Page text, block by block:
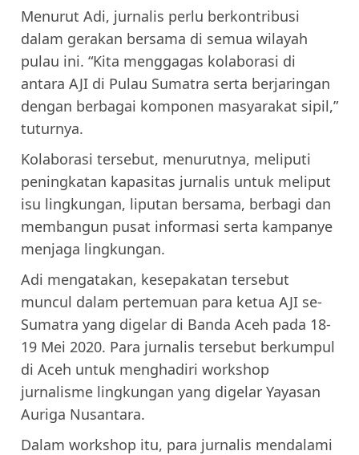
Menurut Adi, jurnalis perlu berkontribusi
dalam gerakan bersama di semua wilayah
pulau ini. “Kita menggagas kolaborasi di
antara AJI di Pulau Sumatra serta berjaringan
dengan berbagai komponen masyarakat sipil,”
tuturnya.
Kolaborasi tersebut, menurutnya, meliputi
peningkatan kapasitas jurnalis untuk meliput
isu lingkungan, liputan bersama, berbagi dan
membangun pusat informasi serta kampanye
menjaga lingkungan.
Adi mengatakan, kesepakatan tersebut
muncul dalam pertemuan para ketua AJI se-
Sumatra yang digelar di Banda Aceh pada 18-
19 Mei 2020. Para jurnalis tersebut berkumpul
di Aceh untuk menghadiri workshop
jurnalisme lingkungan yang digelar Yayasan
Auriga Nusantara.
Dalam workshop itu, para jurnalis mendalami